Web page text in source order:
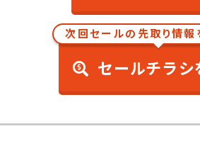
次回セールの先取り情報
セールチラシ